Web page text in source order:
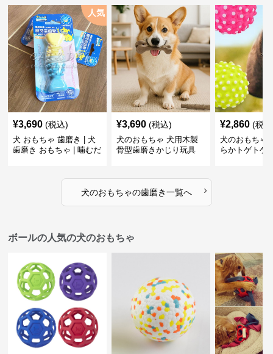
人気
¥3,690 (税込)
犬 おもちゃ 歯磨き | 犬
歯磨き おもちゃ | 噛むだ
¥3,690 (税込)
犬のおもちゃ 犬用木製
骨型歯磨きかじり玩具
¥2,860 (税
犬のおもちゃ
らかトゲトゲ
犬のおもちゃの歯磨き一覧へ ›
ボールの人気の犬のおもちゃ